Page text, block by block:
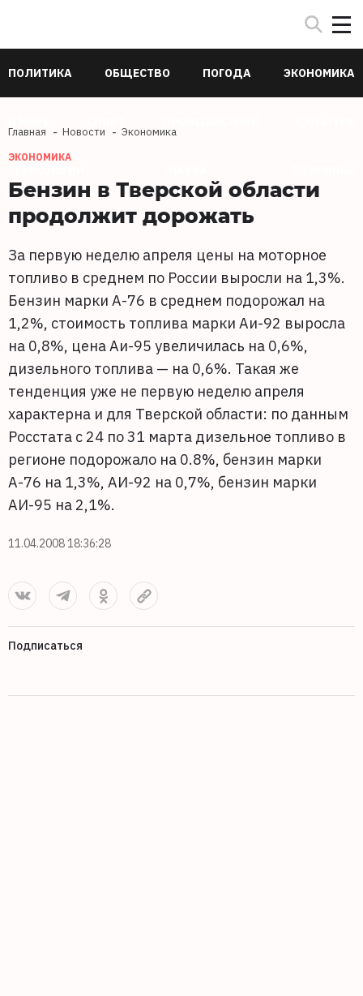
ПОЛИТИКА ОБЩЕСТВО ПОГОДА ЭКОНОМИКА
Главная Новости Экономика
ЭКОНОМИКА
Бензин в Тверской области
продолжит дорожать
За первую неделю апреля цены на моторное
топливо в среднем по России выросли на 1,3%.
Бензин марки А-76 в среднем подорожал на
1,2%, стоимость топлива марки Аи-92 выросла
на 0,8%, цена Аи-95 увеличилась на 0,6%,
дизельного топлива — на 0,6%. Такая же
тенденция уже не первую неделю апреля
характерна и для Тверской области: по данным
Росстата с 24 по 31 марта дизельное топливо в
регионе подорожало на 0.8%, бензин марки
А-76 на 1,3%, АИ-92 на 0,7%, бензин марки
АИ-95 на 2,1%.
11.04.2008 18:36:28
Подписаться